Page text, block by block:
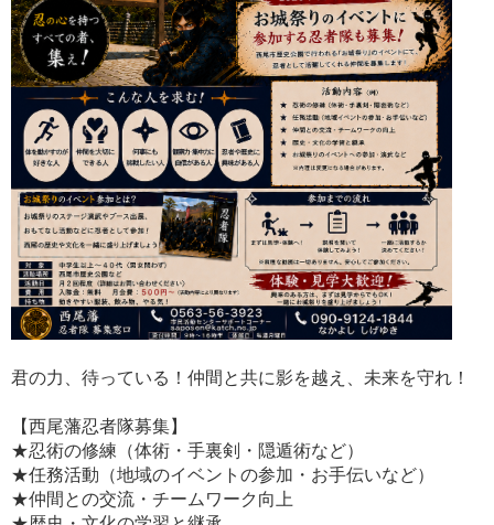
君の力、待っている！仲間と共に影を越え、未来を守れ！
【西尾藩忍者隊募集】
★忍術の修練（体術・手裏剣・隠遁術など）
★任務活動（地域のイベントの参加・お手伝いなど）
★仲間との交流・チームワーク向上